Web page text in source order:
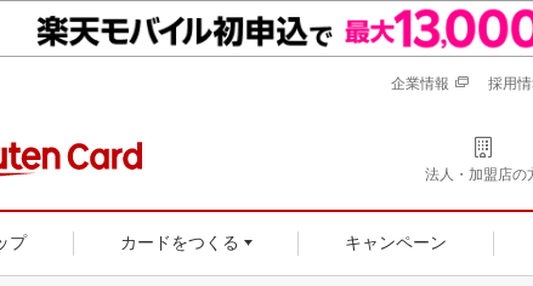
企業情報 採用
法人・加盟店の
プ カードをつくる キャンペーン